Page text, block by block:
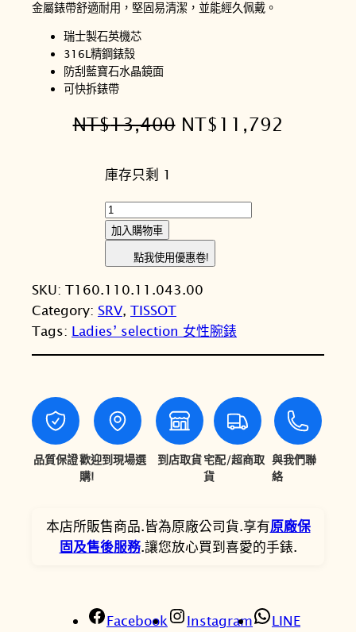
金屬錶帶舒適耐用，堅固易清潔，並能經久佩戴。
瑞士製石英機芯
316L精鋼錶殼
防刮藍寶石水晶鏡面
可快拆錶帶
NT$13,400 原
格
：
N
T
,
4
0
NT$ 11,792
,
7
9
2
庫存只剩 1
T
S
O
T
天
梭
R
V
0
經
典
藍
女
加入購物車
點我使用優惠卷!
SKU: T160.110.11.043.00
Category: SRV, TISSOT
Tags: Ladies’ selection 女性腕錶
品質保證歡迎到現場選
購!
到店取貨宅配/超商取
貨
與我們聯
絡
本店所販售商品.皆為原廠公司貨.享有原廠保
固及售後服務.讓您放心買到喜愛的手錶.
Facebook Instagram
LINE